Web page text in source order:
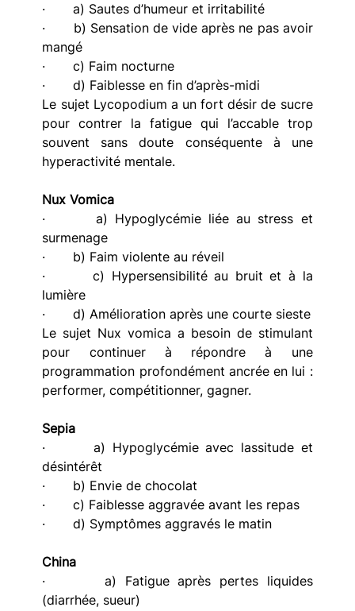
·       a) Sautes d’humeur et irritabilité
·       b) Sensation de vide après ne pas avoir
mangé
·       c) Faim nocturne
·       d) Faiblesse en fin d’après-midi
Le sujet Lycopodium a un fort désir de sucre
pour contrer la fatigue qui l’accable trop
souvent sans doute conséquente à une
hyperactivité mentale.
Nux Vomica
·       a) Hypoglycémie liée au stress et
surmenage
·       b) Faim violente au réveil
·       c) Hypersensibilité au bruit et à la
lumière
·       d) Amélioration après une courte sieste
Le sujet Nux vomica a besoin de stimulant
pour continuer à répondre à une
programmation profondément ancrée en lui :
performer, compétitionner, gagner.
Sepia
·       a) Hypoglycémie avec lassitude et
désintérêt
·       b) Envie de chocolat
·       c) Faiblesse aggravée avant les repas
·       d) Symptômes aggravés le matin
China
·       a) Fatigue après pertes liquides
(diarrhée, sueur)